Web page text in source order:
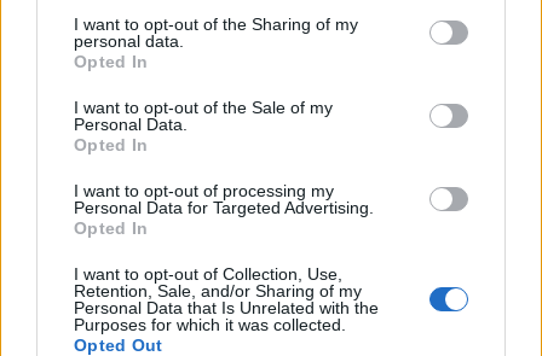
I want to opt-out of the Sharing of my
personal data.
Opted In
I want to opt-out of the Sale of my
Personal Data.
Opted In
I want to opt-out of processing my
Personal Data for Targeted Advertising.
Opted In
I want to opt-out of Collection, Use,
Retention, Sale, and/or Sharing of my
Personal Data that Is Unrelated with the
Purposes for which it was collected.
Opted Out